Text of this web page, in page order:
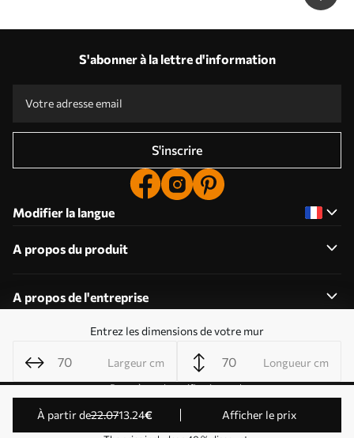
Entrez les dimensions de votre mur
Largeur cm Longueur cm
à partir de22.0713.24€ Afficher le prix
S'abonner à la lettre d'information
S'inscrire
Modifier la langue
A propos du produit
A propos de l'entreprise
Modifier les autorisations relatives aux cookies
Paramètres de notification push
© 2011-2026 Uwalls . Tous droits réservés. Exploité par
KLW Sp. z o.o. Numéro de TVA : PL9223057591.